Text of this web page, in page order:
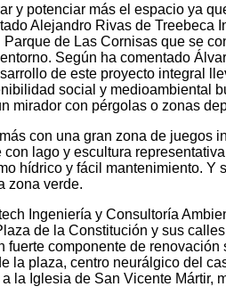
y potenciar más el espacio ya
Alejandro Rivas de Treebeca
de Las Cornisas que se
Según ha comentado
de este proyecto integral
social y medioambiental
mirador con pérgolas o zonas
con una gran zona de juegos
lago y escultura
hídrico y fácil mantenimiento. Y
zona verde.
Ingeniería y Consultoría
de la Constitución y sus
fuerte componente de
la plaza, centro neurálgico del
la Iglesia de San Vicente Mártir,